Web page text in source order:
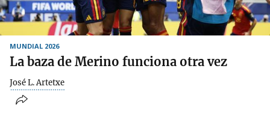
MUNDIAL 2026
La baza de Merino funciona otra vez
José L. Artetxe